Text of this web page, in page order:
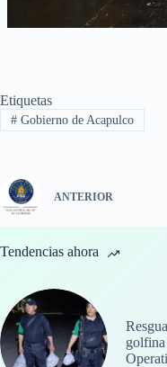
Etiquetas
#Gobierno de Acapulco
ANTERIOR
Tendencias ahora